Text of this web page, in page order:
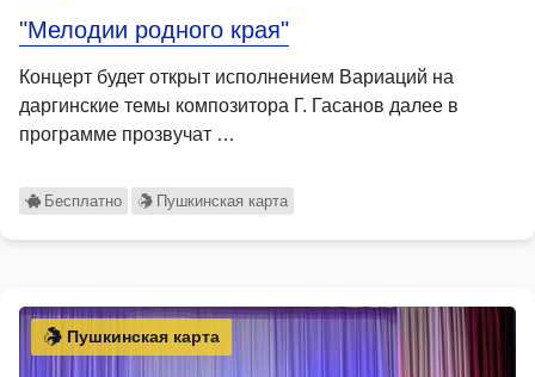
"Мелодии родного края"
Концерт будет открыт исполнением Вариаций на
даргинские темы композитора Г. Гасанов далее в
программе прозвучат …
Бесплатно Пушкинская карта
Пушкинская карта